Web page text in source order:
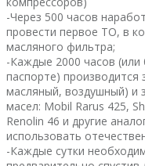
-Через 500 часов
провести первое ТО, в
масляного фильтра;
-Каждые 2000 часов (или
паспорте) производится
масляный, воздушный) и
масел: Mobil Rarus 425,
Renolin 46 и другие
использовать
-Каждые сутки